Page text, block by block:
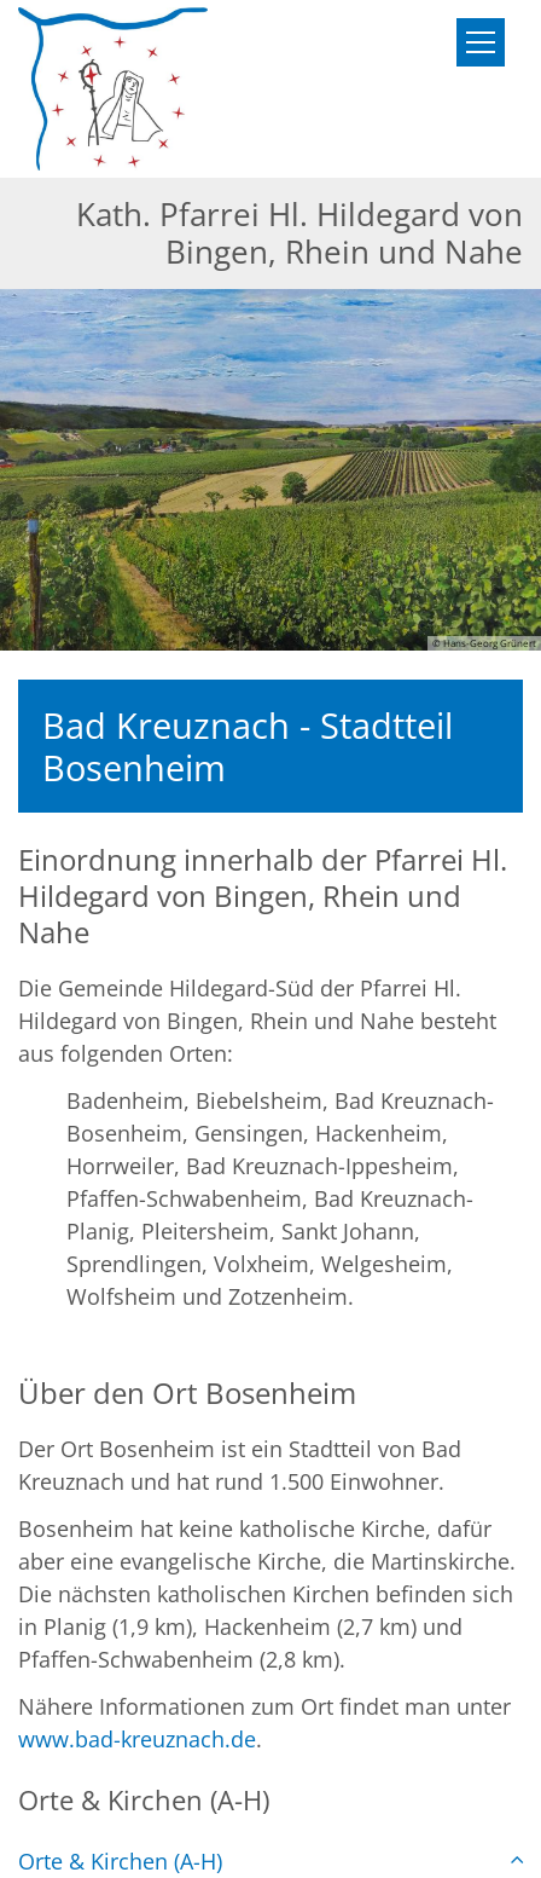
Zum Inhalt springen
Kath. Pfarrei Hl. Hildegard von
Bingen, Rhein und Nahe
© Hans-Georg Grünert
Bad Kreuznach - Stadtteil
Bosenheim
Einordnung innerhalb der Pfarrei Hl.
Hildegard von Bingen, Rhein und
Nahe
Die Gemeinde Hildegard-Süd der Pfarrei Hl.
Hildegard von Bingen, Rhein und Nahe besteht
aus folgenden Orten:
Badenheim, Biebelsheim, Bad Kreuznach-
Bosenheim, Gensingen, Hackenheim,
Horrweiler, Bad Kreuznach-Ippesheim,
Pfaffen-Schwabenheim, Bad Kreuznach-
Planig, Pleitersheim, Sankt Johann,
Sprendlingen, Volxheim, Welgesheim,
Wolfsheim und Zotzenheim.
Über den Ort Bosenheim
Der Ort Bosenheim ist ein Stadtteil von Bad
Kreuznach und hat rund 1.500 Einwohner.
Bosenheim hat keine katholische Kirche, dafür
aber eine evangelische Kirche, die Martinskirche.
Die nächsten katholischen Kirchen befinden sich
in Planig (1,9 km), Hackenheim (2,7 km) und
Pfaffen-Schwabenheim (2,8 km).
Nähere Informationen zum Ort findet man unter
www.bad-kreuznach.de.
Orte & Kirchen (A-H)
Orte & Kirchen (A-H)